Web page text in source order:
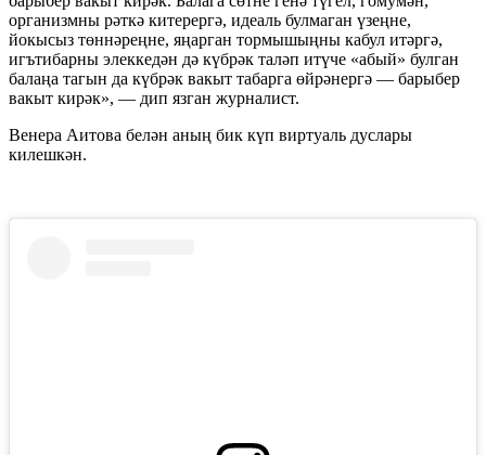
организмны рәткә китерергә, идеаль булмаган үзеңне,
йокысыз төннәреңне, яңарган тормышыңны кабул итәргә,
игътибарны элеккедән дә күбрәк таләп итүче «абый» булган
балаңа тагын да күбрәк вакыт табарга өйрәнергә — барыбер
вакыт кирәк», — дип язган журналист.
Венера Аитова белән аның бик күп виртуаль дуслары
килешкән.